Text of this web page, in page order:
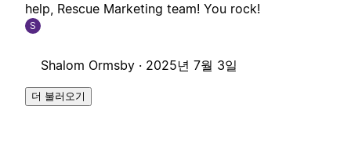
help, Rescue Marketing team! You rock!
S
Shalom Ormsby · 2025년 7월 3일
더 불러오기